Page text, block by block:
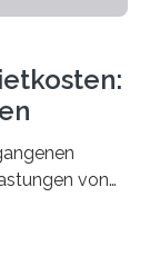
von
(BiB)